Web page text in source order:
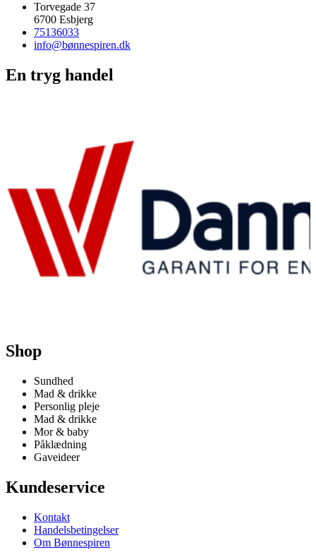
Torvegade 37
6700 Esbjerg
75136033
info@bønnespiren.dk
En tryg handel
Shop
Sundhed
Mad & drikke
Personlig pleje
Mad & drikke
Mor & baby
Påklædning
Gaveideer
Kundeservice
Kontakt
Handelsbetingelser
Om Bønnespiren